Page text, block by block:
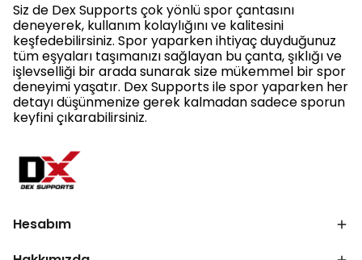
Siz de Dex Supports çok yönlü spor çantasını
deneyerek, kullanım kolaylığını ve kalitesini
keşfedebilirsiniz. Spor yaparken ihtiyaç duyduğunuz
tüm eşyaları taşımanızı sağlayan bu çanta, şıklığı ve
işlevselliği bir arada sunarak size mükemmel bir spor
deneyimi yaşatır. Dex Supports ile spor yaparken her
detayı düşünmenize gerek kalmadan sadece sporun
keyfini çıkarabilirsiniz.
Hesabım